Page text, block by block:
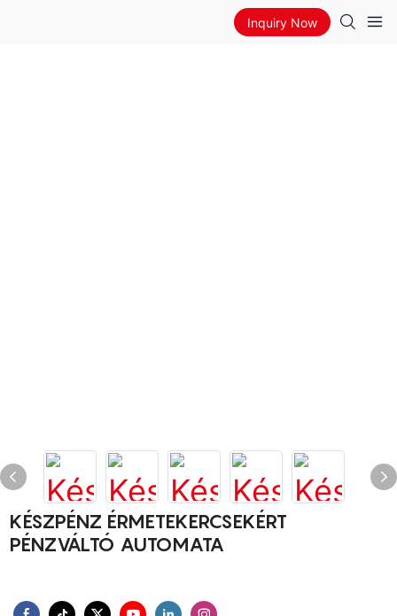
Inquiry Now
KÉSZPÉNZ ÉRMETEKERCSEKÉRT
PÉNZVÁLTÓ AUTOMATA